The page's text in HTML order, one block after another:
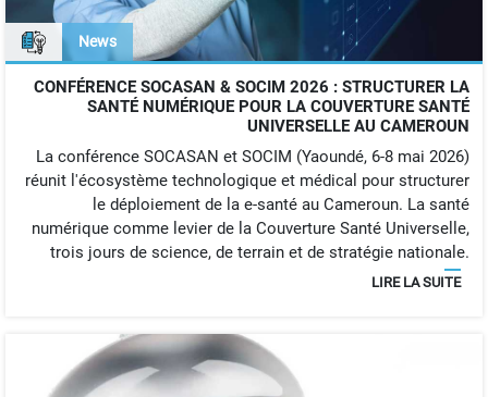
News
CONFÉRENCE SOCASAN & SOCIM 2026 : STRUCTURER LA
SANTÉ NUMÉRIQUE POUR LA COUVERTURE SANTÉ
UNIVERSELLE AU CAMEROUN
La conférence SOCASAN et SOCIM (Yaoundé, 6-8 mai 2026)
réunit l'écosystème technologique et médical pour structurer
le déploiement de la e-santé au Cameroun. La santé
numérique comme levier de la Couverture Santé Universelle,
trois jours de science, de terrain et de stratégie nationale.
LIRE LA SUITE